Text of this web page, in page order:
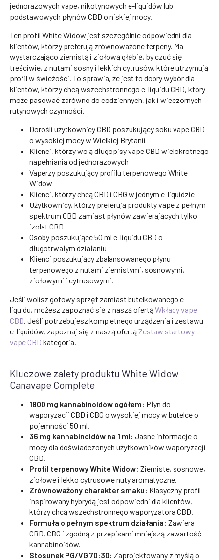
jednorazowych vape, nikotynowych e-liquidów lub
podstawowych płynów CBD o niskiej mocy.
Ten profil White Widow jest szczególnie odpowiedni dla
klientów, którzy preferują zrównoważone terpeny. Ma
wystarczająco ziemistą i ziołową głębię, by czuć się
treściwie, z nutami sosny i lekkich cytrusów, które utrzymują
profil w świeżości. To sprawia, że jest to dobry wybór dla
klientów, którzy chcą wszechstronnego e-liquidu CBD, który
może pasować zarówno do codziennych, jak i wieczornych
rutynowych czynności.
Dorośli użytkownicy CBD poszukujący soku vape CBD
o wysokiej mocy w Wielkiej Brytanii
Klienci, którzy wolą długopisy vape CBD wielokrotnego
napełniania od jednorazowych
Vaperzy poszukujący profilu terpenowego White
Widow
Klienci, którzy chcą CBD i CBG w jednym e-liquidzie
Użytkownicy, którzy preferują produkty vape z pełnym
spektrum CBD zamiast płynów zawierających tylko
izolat CBD.
Osoby poszukujące 50 ml e-liquidu CBD o
długotrwałym działaniu
Klienci poszukujący zbalansowanego płynu
terpenowego z nutami ziemistymi, sosnowymi,
ziołowymi i cytrusowymi.
Jeśli wolisz gotowy sprzęt zamiast butelkowanego e-
liquidu, możesz zapoznać się z naszą ofertą Wkłady vape
CBD . Jeśli potrzebujesz kompletnego urządzenia i zestawu
e-liquidów, zapoznaj się z naszą ofertą Zestaw startowy
vape CBD kategoria.
Kluczowe zalety produktu White Widow
Canavape Complete
1800 mg kannabinoidów ogółem: Płyn do
waporyzacji CBD i CBG o wysokiej mocy w butelce o
pojemności 50 ml.
36 mg kannabinoidów na 1 ml: Jasne informacje o
mocy dla doświadczonych użytkowników waporyzacji
CBD.
Profil terpenowy White Widow: Ziemiste, sosnowe,
ziołowe i lekko cytrusowe nuty aromatyczne.
Zrównoważony charakter smaku: Klasyczny profil
inspirowany hybrydą jest odpowiedni dla klientów,
którzy chcą wszechstronnego waporyzatora CBD.
Formuła o pełnym spektrum działania: Zawiera
CBD, CBG i zgodną z przepisami mniejszą zawartość
kannabinoidów.
Stosunek PG/VG 70:30: Zaprojektowany z myślą o